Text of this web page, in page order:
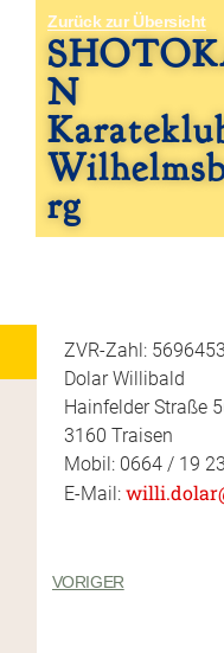
Zurück zur Übersicht
N
rg
ZVR-Zahl:
Dolar Willibald
Hainfelder Straße
3160 Traisen
Mobil: 0664 / 19
E-Mail:
VORIGER